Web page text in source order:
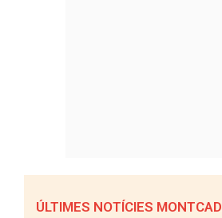
ÚLTIMES NOTÍCIES